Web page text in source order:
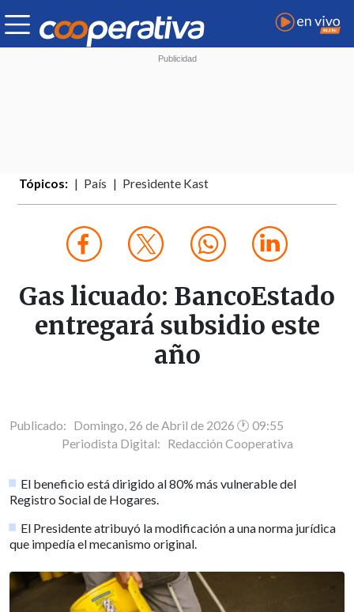
Tópicos: País Presidente Kast
Gas licuado: BancoEstado
entregará subsidio este
año
Publicado: Domingo, 26 de Abril de 2026 🕐 09:55
Periodista Digital: Redacción Cooperativa
El beneficio está dirigido al 80% más vulnerable del
Registro Social de Hogares.
El Presidente atribuyó la modificación a una norma jurídica
que impedía el mecanismo original.